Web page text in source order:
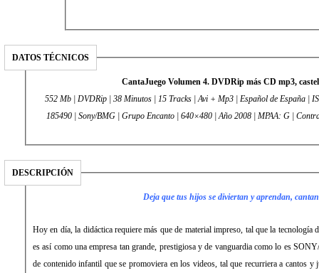
DATOS TÉCNICOS
CantaJuego Volumen 4. DVDRip más CD mp3,
552 Mb | DVDRip | 38 Minutos | 15 Tracks | Avi + Mp3 | Español de España |
185490 | Sony/BMG | Grupo Encanto | 640×480 | Año 2008 | MPAA: G |
DESCRIPCIÓN
Deja que tus hijos se diviertan y aprendan,
Hoy en día, la didáctica requiere más que de material impreso, tal que la
es así como una empresa tan grande, prestigiosa y de vanguardia como lo es
de contenido infantil que se promoviera en los videos, tal que recurriera a cantos y